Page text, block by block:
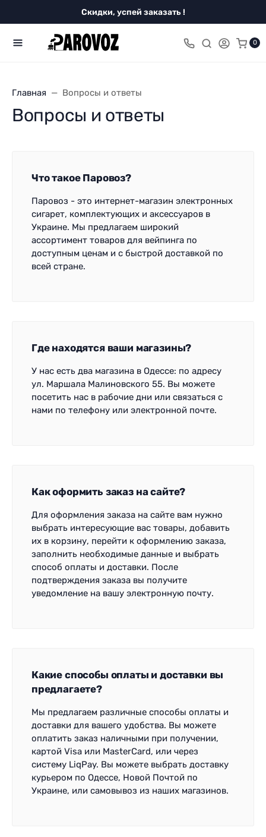
Скидки, успей заказать !
0
Главная Вопросы и ответы
Вопросы и ответы
Что такое Паровоз?
Паровоз - это интернет-магазин электронных
сигарет, комплектующих и аксессуаров в
Украине. Мы предлагаем широкий
ассортимент товаров для вейпинга по
доступным ценам и с быстрой доставкой по
всей стране.
Где находятся ваши магазины?
У нас есть два магазина в Одессе: по адресу
ул. Маршала Малиновского 55. Вы можете
посетить нас в рабочие дни или связаться с
нами по телефону или электронной почте.
Как оформить заказ на сайте?
Для оформления заказа на сайте вам нужно
выбрать интересующие вас товары, добавить
их в корзину, перейти к оформлению заказа,
заполнить необходимые данные и выбрать
способ оплаты и доставки. После
подтверждения заказа вы получите
уведомление на вашу электронную почту.
Какие способы оплаты и доставки вы
предлагаете?
Мы предлагаем различные способы оплаты и
доставки для вашего удобства. Вы можете
оплатить заказ наличными при получении,
картой Visa или MasterCard, или через
систему LiqPay. Вы можете выбрать доставку
курьером по Одессе, Новой Почтой по
Украине, или самовывоз из наших магазинов.